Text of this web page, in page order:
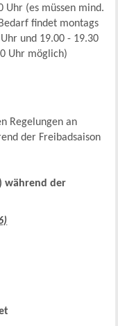
Uhr (es müssen mind.
findet montags
und 19.00 - 19.30
Uhr möglich)
Regelungen an
der Freibadsaison
während der